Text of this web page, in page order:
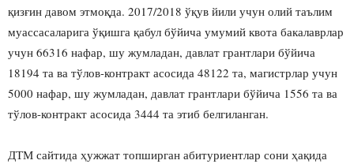
қизғин давом этмоқда. 2017/2018 ўқув йили учун олий таълим
муассасаларига ўқишга қабул бўйича умумий квота бакалаврлар
учун 66316 нафар, шу жумладан, давлат грантлари бўйича
18194 та ва тўлов-контракт асосида 48122 та, магистрлар учун
5000 нафар, шу жумладан, давлат грантлари бўйича 1556 та ва
тўлов-контракт асосида 3444 та этиб белгиланган.
ДТМ сайтида ҳужжат топширган абитуриентлар сони ҳақида